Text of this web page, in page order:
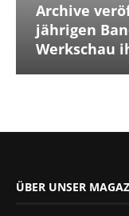
Archive
jährigen
Werkschau
ÜBER UNSER